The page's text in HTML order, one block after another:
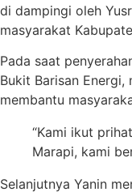
di dampingi oleh
masyarakat
Pada saat
Bukit Barisan
membantu
“Kami ikut
Marapi, kami
Selanjutnya Yanin